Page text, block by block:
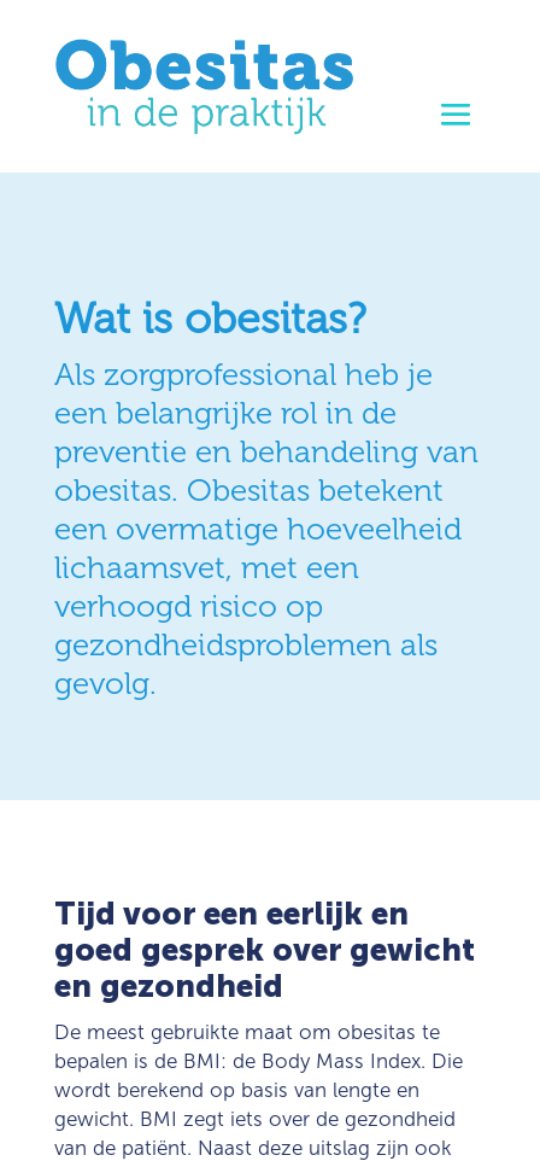
Wat is obesitas?
Als zorgprofessional heb je
een belangrijke rol in de
preventie en behandeling van
obesitas. Obesitas betekent
een overmatige hoeveelheid
lichaamsvet, met een
verhoogd risico op
gezondheidsproblemen als
gevolg.
Tijd voor een eerlijk en
goed gesprek over gewicht
en gezondheid
De meest gebruikte maat om obesitas te
bepalen is de BMI: de Body Mass Index. Die
wordt berekend op basis van lengte en
gewicht. BMI zegt iets over de gezondheid
van de patiënt. Naast deze uitslag zijn ook